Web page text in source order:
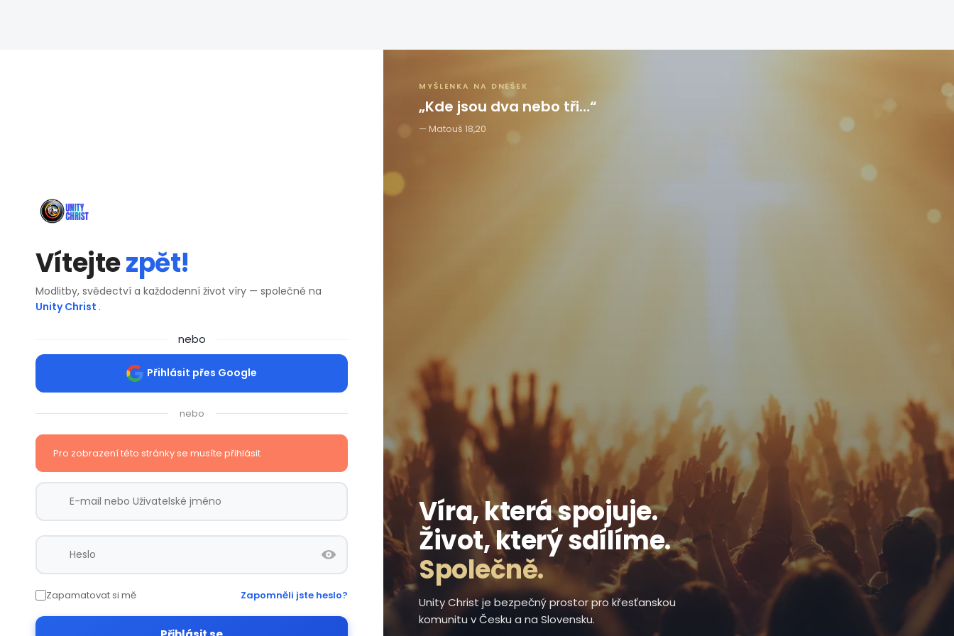
Vítejtezpět!
Modlitby, svědectví a každodenní život víry — společně na
Unity Christ .
nebo
Přihlásit přes Google
nebo
Pro zobrazení této stránky se musíte přihlásit
Zapamatovat si mě Zapomněli jste heslo?
Víra, která spojuje.
Život, který sdílíme.
Společně.
Unity Christ je bezpečný prostor pro křesťanskou
komunitu v Česku a na Slovensku.
MYŠLENKA NA DNEŠEK
„Kde jsou dva nebo tři…“
Matouš 18,20